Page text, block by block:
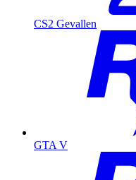
CS2 Gevallen
GTA V